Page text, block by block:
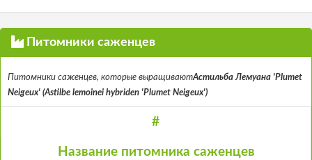
Питомники саженцев
Питомники саженцев, которые выращиваютАстильба Лемуана 'Plumet
Neigeux' (Astilbe lemoinei hybriden 'Plumet Neigeux')
#
Название питомника саженцев